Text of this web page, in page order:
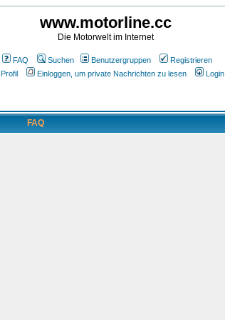
www.motorline.cc
Die Motorwelt im Internet
FAQ Suchen Benutzergruppen
Registrieren
Profil
Einloggen, um private Nachrichten zu lesen Login
FAQ